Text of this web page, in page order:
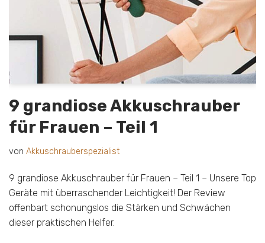
9 grandiose Akkuschrauber
für Frauen – Teil 1
von Akkuschrauberspezialist
9 grandiose Akkuschrauber für Frauen – Teil 1 – Unsere Top
Geräte mit überraschender Leichtigkeit! Der Review
offenbart schonungslos die Stärken und Schwächen
dieser praktischen Helfer.